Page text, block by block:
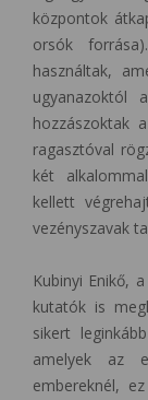
központok
orsók
használtak,
ugyanazoktól
hozzászoktak
ragasztóval
két
kellett
vezényszavak
Kubinyi Enikő,
kutatók is
sikert
amelyek az
embereknél,